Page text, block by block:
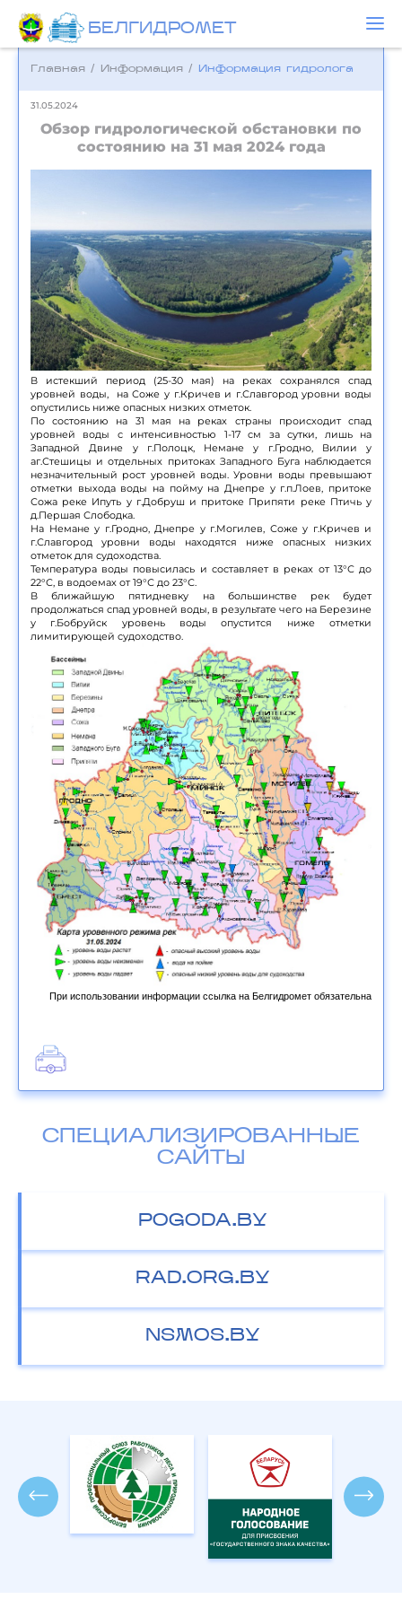
БЕЛГИДРОМЕТ
Главная / Информация / Информация гидролога
31.05.2024
Обзор гидрологической обстановки по
состоянию на 31 мая 2024 года
В истекший период (25-30 мая) на реках сохранялся спад
уровней воды, на Соже у г.Кричев и г.Славгород уровни воды
опустились ниже опасных низких отметок.
По состоянию на 31 мая на реках страны происходит спад
уровней воды с интенсивностью 1-17 см за сутки, лишь на
Западной Двине у г.Полоцк, Немане у г.Гродно, Вилии у
аг.Стешицы и отдельных притоках Западного Буга наблюдается
незначительный рост уровней воды. Уровни воды превышают
отметки выхода воды на пойму на Днепре у г.п.Лоев, притоке
Сожа реке Ипуть у г.Добруш и притоке Припяти реке Птичь у
д.Першая Слободка.
На Немане у г.Гродно, Днепре у г.Могилев, Соже у г.Кричев и
г.Славгород уровни воды находятся ниже опасных низких
отметок для судоходства.
Температура воды повысилась и составляет в реках от 13°С до
22°С, в водоемах от 19°С до 23°С.
В ближайшую пятидневку на большинстве рек будет
продолжаться спад уровней воды, в результате чего на Березине
у г.Бобруйск уровень воды опустится ниже отметки
лимитирующей судоходство.
При использовании информации ссылка на Белгидромет обязательна
СПЕЦИАЛИЗИРОВАННЫЕ
САЙТЫ
POGODA.BY
RAD.ORG.BY
NSMOS.BY